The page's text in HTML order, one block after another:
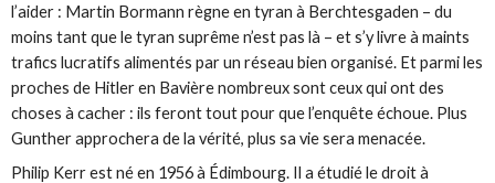
l’aider : Martin Bormann règne en tyran à Berchtesgaden – du
moins tant que le tyran suprême n’est pas là – et s’y livre à maints
trafics lucratifs alimentés par un réseau bien organisé. Et parmi les
proches de Hitler en Bavière nombreux sont ceux qui ont des
choses à cacher : ils feront tout pour que l’enquête échoue. Plus
Gunther approchera de la vérité, plus sa vie sera menacée.
Philip Kerr est né en 1956 à Édimbourg. Il a étudié le droit à